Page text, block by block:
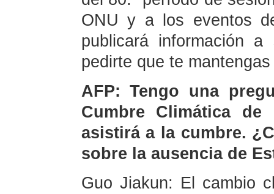
ONU y a los eventos
publicará información
pedirte que te
AFP: Tengo una
Cumbre Climática
asistirá a la cumbre.
sobre la ausencia de
Guo Jiakun: El cambio